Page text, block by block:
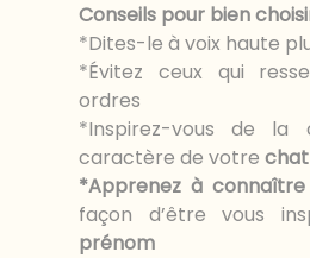
Conseils pour bien
*Dites-le à voix haute
*Évitez ceux qui
ordres
*Inspirez-vous de la
caractère de votre
*Apprenez à
façon d’être vous
prénom